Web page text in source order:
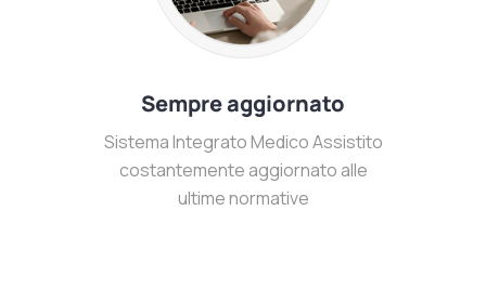
Sempre aggiornato
Sistema Integrato Medico Assistito
costantemente aggiornato alle
ultime normative